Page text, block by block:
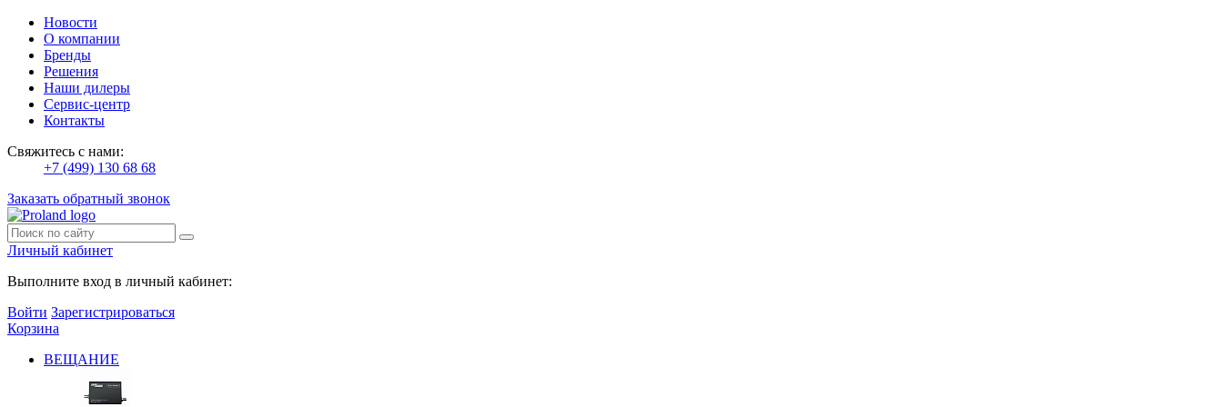
Новости
О компании
Бренды
Решения
Наши дилеры
Сервис-центр
Контакты
Свяжитесь с нами:
+7 (499) 130 68 68
Заказать обратный звонок
Личный кабинет
Выполните вход в личный кабинет:
Войти Зарегистрироваться
Корзина
ВЕЩАНИЕ